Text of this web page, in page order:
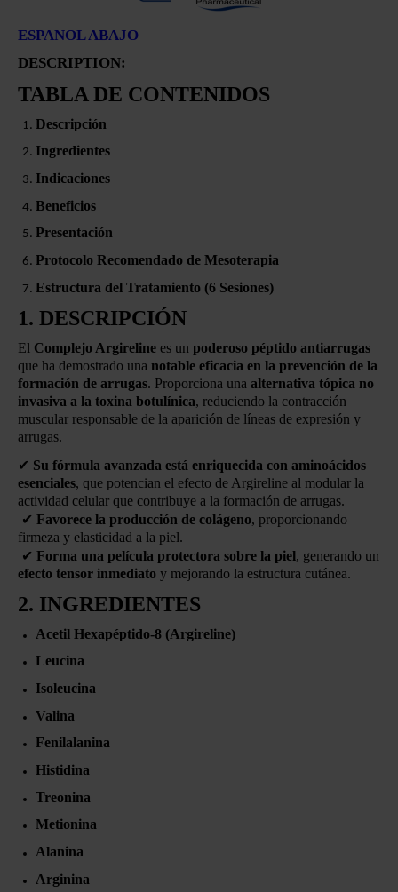
ESPANOL ABAJO
DESCRIPTION:
TABLA DE CONTENIDOS
Descripción
Ingredientes
Indicaciones
Beneficios
Presentación
Protocolo Recomendado de Mesoterapia
Estructura del Tratamiento (6 Sesiones)
1. DESCRIPCIÓN
El Complejo Argireline es un poderoso péptido antiarrugas
que ha demostrado una notable eficacia en la prevención de la
formación de arrugas. Proporciona una alternativa tópica no
invasiva a la toxina botulínica, reduciendo la contracción
muscular responsable de la aparición de líneas de expresión y
arrugas.
✔ Su fórmula avanzada está enriquecida con aminoácidos
esenciales, que potencian el efecto de Argireline al modular la
actividad celular que contribuye a la formación de arrugas.
✔ Favorece la producción de colágeno, proporcionando
firmeza y elasticidad a la piel.
✔ Forma una película protectora sobre la piel, generando un
efecto tensor inmediato y mejorando la estructura cutánea.
2. INGREDIENTES
Acetil Hexapéptido-8 (Argireline)
Leucina
Isoleucina
Valina
Fenilalanina
Histidina
Treonina
Metionina
Alanina
Arginina